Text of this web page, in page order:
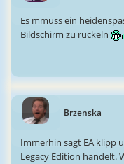
Es mmuss ein
Bildschirm zu ruckeln
Brzenska
Immerhin sagt EA klipp
Legacy Edition handelt.